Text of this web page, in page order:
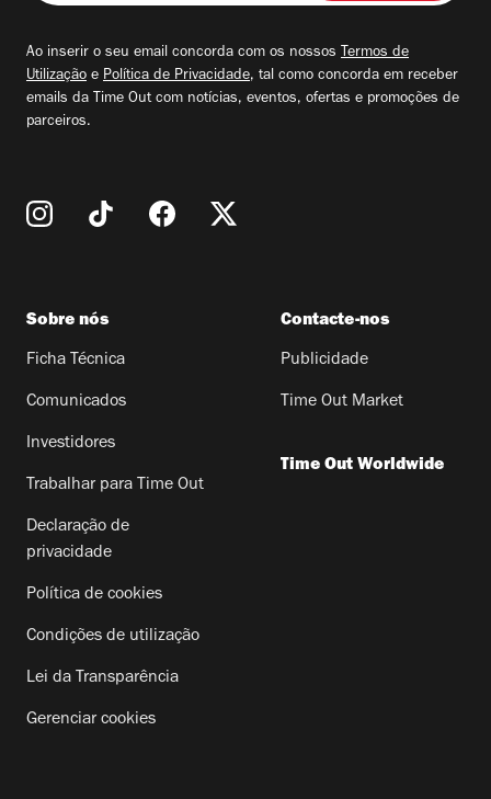
seu
Ao inserir o seu email concorda com os nossos Termos de
Utilização e Política de Privacidade, tal como concorda em receber
emails da Time Out com notícias, eventos, ofertas e promoções de
parceiros.
Sobre nós
Ficha Técnica
Comunicados
Investidores
Trabalhar para Time Out
Declaração de
privacidade
Política de cookies
Condições de utilização
Lei da Transparência
Gerenciar cookies
Contacte-nos
Publicidade
Time Out Market
Time Out Worldwide